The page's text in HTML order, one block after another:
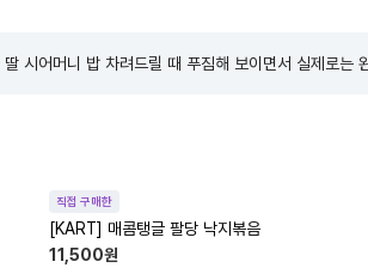
딸 시어머니 밥 차려드릴 때 푸짐해 보이면서 실제로는
직접 구매한
[KART] 매콤탱글 팔당 낙지볶음
11,500원